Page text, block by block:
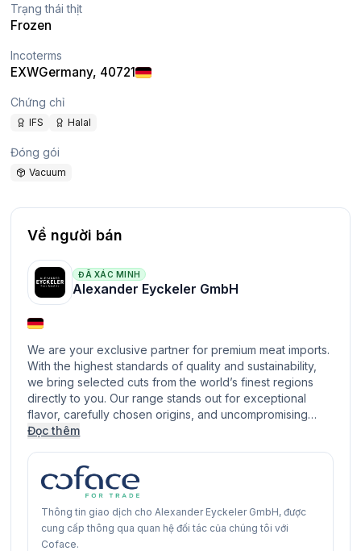
Trạng thái thịt
Frozen
Incoterms
EXWGermany, 40721
Chứng chỉ
IFS Halal
Đóng gói
Vacuum
Về người bán
ĐÃ XÁC MINH
Alexander Eyckeler GmbH
We are your exclusive partner for premium meat imports.
With the highest standards of quality and sustainability,
we bring selected cuts from the world’s finest regions
directly to you. Our range stands out for exceptional
flavor, carefully chosen origins, and uncompromising…
Đọc thêm
Thông tin giao dịch cho Alexander Eyckeler GmbH, được
cung cấp thông qua quan hệ đối tác của chúng tôi với
Coface.